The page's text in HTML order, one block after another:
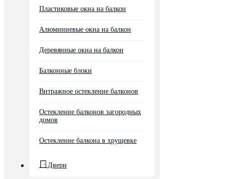
Пластиковые окна на балкон
Алюминиевые окна на балкон
Деревянные окна на балкон
Балконные блоки
Витражное остекление балконов
Остекление балконов загородных
домов
Остекление балкона в хрущевке
Двери